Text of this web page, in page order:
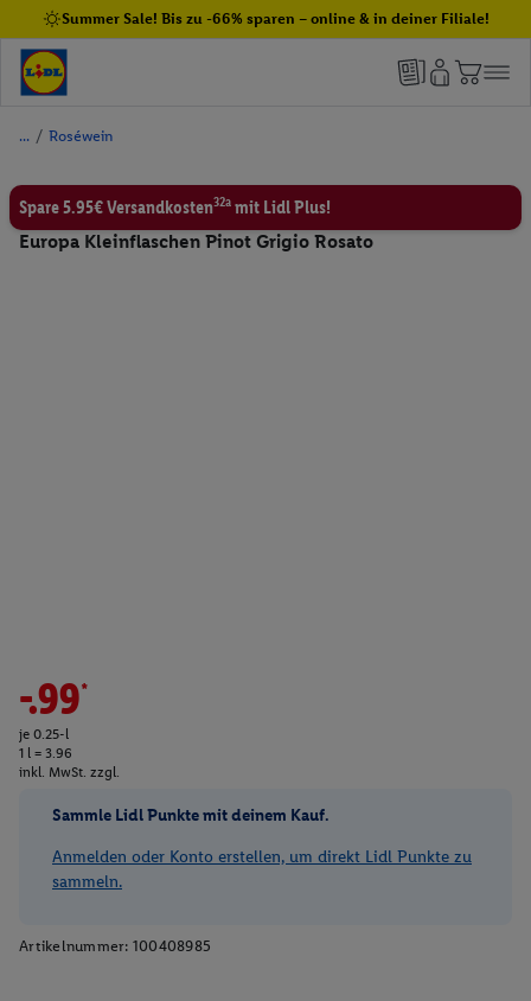
Summer Sale! Bis zu -66% sparen – online & in deiner Filiale!
/ Roséwein
Spare 5.95€ Versandkosten32a mit Lidl Plus!
Europa Kleinflaschen Pinot Grigio Rosato
-.99*
je 0.25-l
1 l = 3.96
inkl. MwSt. zzgl.
Sammle Lidl Punkte mit deinem Kauf.
Anmelden oder Konto erstellen, um direkt Lidl Punkte zu
sammeln.
Artikelnummer: 100408985